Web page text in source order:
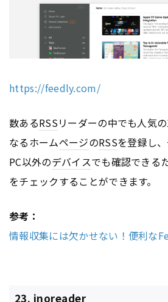
https://feedly.com/
数あるRSSリーダーの中でも人気
なるホームページのRSSを登録し、
PC以外のデバイスでも確認できる
をチェックすることができます。
参考：
情報収集には欠かせない！便利な
23. inoreader